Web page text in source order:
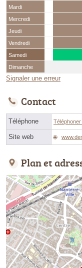
Mardi
Mercredi
Jeudi
Vendredi
Samedi
Dimanche
Signaler une erreur
Contact
Téléphone
Site web
Plan et